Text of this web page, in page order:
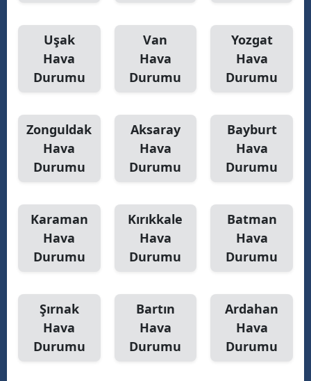
Uşak
Hava
Durumu
Van
Hava
Durumu
Yozgat
Hava
Durumu
Zonguldak
Hava
Durumu
Aksaray
Hava
Durumu
Bayburt
Hava
Durumu
Karaman
Hava
Durumu
Kırıkkale
Hava
Durumu
Batman
Hava
Durumu
Şırnak
Hava
Durumu
Bartın
Hava
Durumu
Ardahan
Hava
Durumu